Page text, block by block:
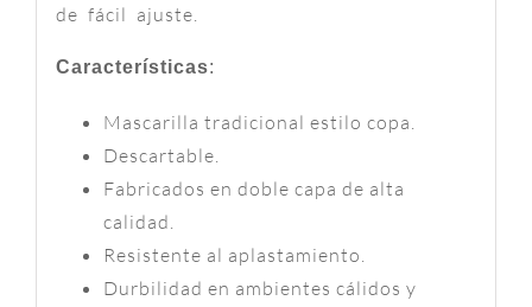
de fácil ajuste.
Características:
Mascarilla tradicional estilo copa.
Descartable.
Fabricados en doble capa de alta
calidad.
Resistente al aplastamiento.
Durbilidad en ambientes cálidos y